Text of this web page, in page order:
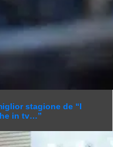
stagione de “I
in tv…”